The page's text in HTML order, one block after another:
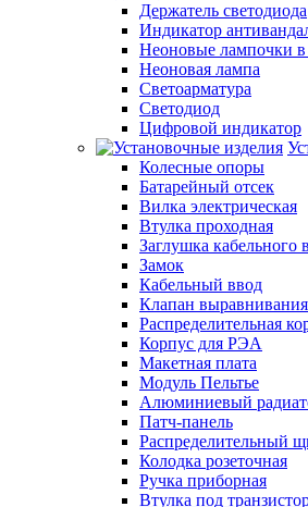
Держатель светодиода
Индикатор
Неоновые лампочки в
Неоновая лампа
Светоарматура
Светодиод
Цифровой индикатор
Колесные опоры
Батарейный отсек
Вилка электрическая
Втулка проходная
Заглушка кабельного
Замок
Кабельный ввод
Клапан
Распределительная
Корпус для РЭА
Макетная плата
Модуль Пельтье
Алюминиевый
Патч-панель
Распределительный
Колодка розеточная
Ручка приборная
Втулка под